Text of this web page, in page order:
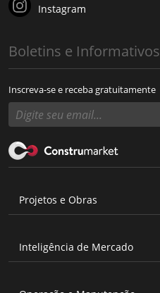
Instagram
Boletins e Informativos
Inscreva-se e receba gratuitamente
Projetos e Obras
Inteligência de Mercado